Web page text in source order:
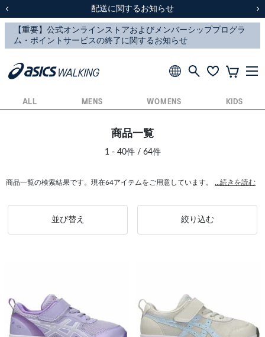
スクスク（SUKU2）価格改定のお知らせ
配送に関するお知らせ
スクスク（SUKU2）価格改定のお知らせ
配送に関するお知らせ
ALL MENS WOMENS KIDS
商品一覧
1 - 40件 / 64件
商品一覧の検索結果です。現在64アイテムをご用意しています。 ...続きを読む
並び替え 絞り込む